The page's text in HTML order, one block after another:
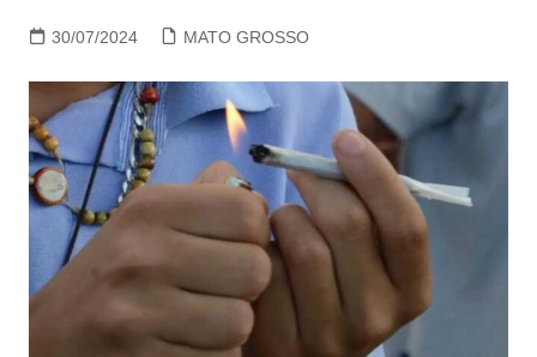
30/07/2024 MATO GROSSO